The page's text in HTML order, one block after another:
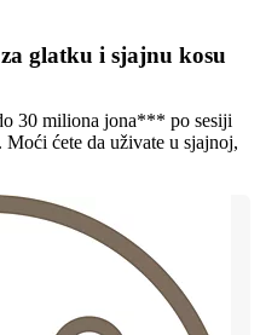
glatku i sjajnu kosu
30 miliona jona*** po sesiji
Moći ćete da uživate u sjajnoj,